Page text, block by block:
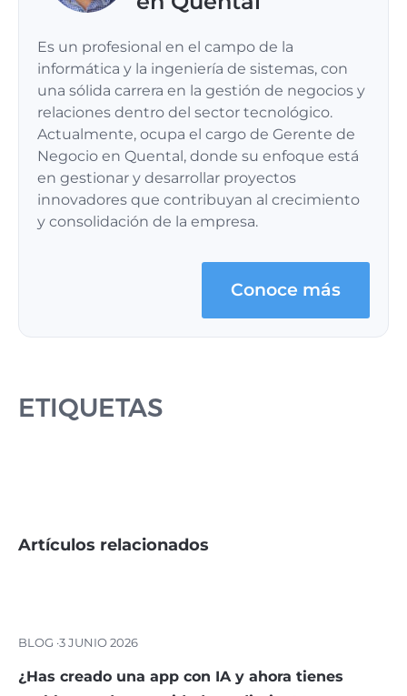
Es un profesional en el campo de la
informática y la ingeniería de sistemas, con
una sólida carrera en la gestión de negocios y
relaciones dentro del sector tecnológico.
Actualmente, ocupa el cargo de Gerente de
Negocio en Quental, donde su enfoque está
en gestionar y desarrollar proyectos
innovadores que contribuyan al crecimiento
y consolidación de la empresa.
Conoce más
ETIQUETAS
Artículos relacionados
BLOG ·3 JUNIO 2026
¿Has creado una app con IA y ahora tienes